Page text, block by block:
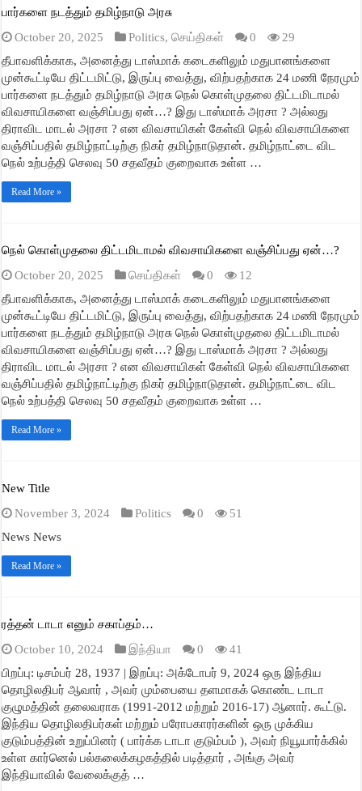
பார்களை நடத்தும் தமிழ்நாடு அரசு
October 20, 2025
Politics,செய்திகள் 0
29
தீபாவளிக்காக, அனைத்து டாஸ்மாக் கடைகளிலும் மதுபானங்களை
முன்கூட்டியே திட்டமிட்டு, இருப்பு வைத்து, விற்பதற்காக 24 மணி நேரமும்
பார்களை நடத்தும் தமிழ்நாடு அரசு நெல் கொள்முதலை திட்டமிடாமல்
விவசாயிகளை வஞ்சிப்பது ஏன்…? இது டாஸ்மாக் அரசா ? அல்லது
திராவிட மாடல் அரசா ? என விவசாயிகள் கேள்வி நெல் விவசாயிகளை
வஞ்சிப்பதில் தமிழ்நாட்டிற்கு நிகர் தமிழ்நாடுதான். தமிழ்நாட்டை விட
நெல் உற்பத்தி செலவு 50 சதவீதம் குறைவாக உள்ள …
Read More »
நெல் கொள்முதலை திட்டமிடாமல் விவசாயிகளை வஞ்சிப்பது ஏன்…?
October 20, 2025
செய்திகள் 0
12
தீபாவளிக்காக, அனைத்து டாஸ்மாக் கடைகளிலும் மதுபானங்களை
முன்கூட்டியே திட்டமிட்டு, இருப்பு வைத்து, விற்பதற்காக 24 மணி நேரமும்
பார்களை நடத்தும் தமிழ்நாடு அரசு நெல் கொள்முதலை திட்டமிடாமல்
விவசாயிகளை வஞ்சிப்பது ஏன்…? இது டாஸ்மாக் அரசா ? அல்லது
திராவிட மாடல் அரசா ? என விவசாயிகள் கேள்வி நெல் விவசாயிகளை
வஞ்சிப்பதில் தமிழ்நாட்டிற்கு நிகர் தமிழ்நாடுதான். தமிழ்நாட்டை விட
நெல் உற்பத்தி செலவு 50 சதவீதம் குறைவாக உள்ள …
Read More »
New Title
November 3, 2024
Politics 0
51
News News
Read More »
ரத்தன் டாடா எனும் சகாப்தம்…
October 10, 2024
இந்தியா 0
41
பிறப்பு: டிசம்பர் 28, 1937 | இறப்பு: அக்டோபர் 9, 2024 ஒரு இந்திய
தொழிலதிபர் ஆவார் , அவர் மும்பையை தளமாகக் கொண்ட டாடா
குழுமத்தின் தலைவராக (1991-2012 மற்றும் 2016-17) ஆனார். கூட்டு.
இந்திய தொழிலதிபர்கள் மற்றும் பரோபகாரர்களின் ஒரு முக்கிய
குடும்பத்தின் உறுப்பினர் ( பார்க்க டாடா குடும்பம் ), அவர் நியூயார்க்கில்
உள்ள கார்னெல் பல்கலைக்கழகத்தில் படித்தார் , அங்கு அவர்
இந்தியாவில் வேலைக்குத் …